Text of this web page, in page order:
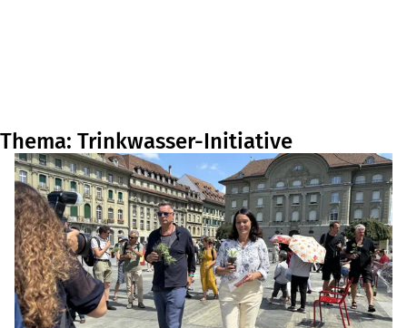
Thema: Trinkwasser-Initiative